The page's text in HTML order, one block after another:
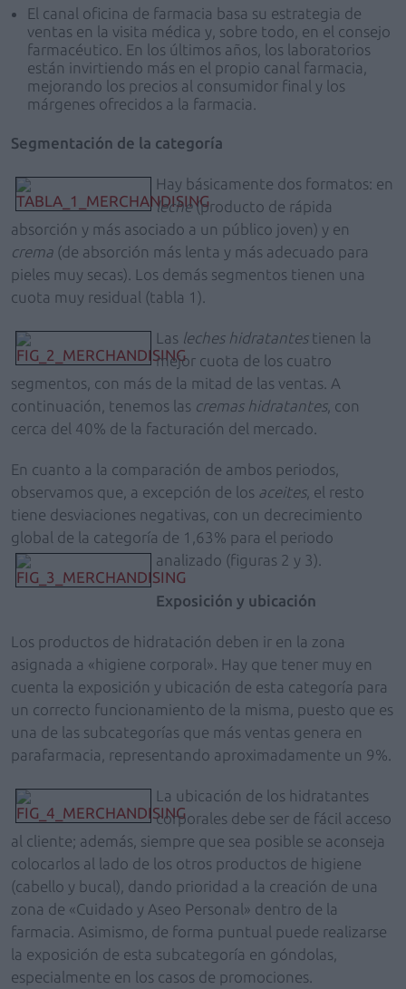
El canal oficina de farmacia basa su estrategia de
ventas en la visita médica y, sobre todo, en el consejo
farmacéutico. En los últimos años, los laboratorios
están invirtiendo más en el propio canal farmacia,
mejorando los precios al consumidor final y los
márgenes ofrecidos a la farmacia.
Segmentación de la categoría
Hay básicamente dos formatos: en
leche(producto de rápida
absorción y más asociado a un público joven) y en
crema (de absorción más lenta y más adecuado para
pieles muy secas). Los demás segmentos tienen una
cuota muy residual (tabla 1).
Las leches hidratantestienen la
mejor cuota de los cuatro
segmentos, con más de la mitad de las ventas. A
continuación, tenemos las cremas hidratantes, con
cerca del 40% de la facturación del mercado.
En cuanto a la comparación de ambos periodos,
observamos que, a excepción de los aceites, el resto
tiene desviaciones negativas, con un decrecimiento
global de la categoría de 1,63% para el periodo
analizado (figuras 2 y 3).
Exposición y ubicación
Los productos de hidratación deben ir en la zona
asignada a «higiene corporal». Hay que tener muy en
cuenta la exposición y ubicación de esta categoría para
un correcto funcionamiento de la misma, puesto que es
una de las subcategorías que más ventas genera en
parafarmacia, representando aproximadamente un 9%.
La ubicación de los hidratantes
corporales debe ser de fácil acceso
al cliente; además, siempre que sea posible se aconseja
colocarlos al lado de los otros productos de higiene
(cabello y bucal), dando prioridad a la creación de una
zona de «Cuidado y Aseo Personal» dentro de la
farmacia. Asimismo, de forma puntual puede realizarse
la exposición de esta subcategoría en góndolas,
especialmente en los casos de promociones.